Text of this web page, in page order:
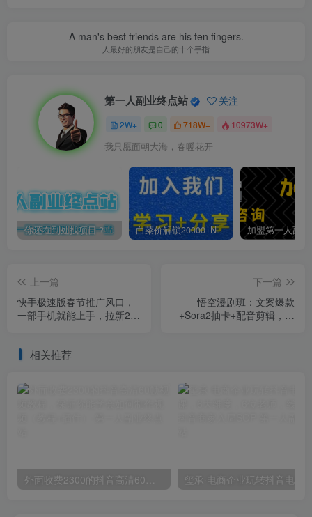
A man's best friends are his ten fingers.
人最好的朋友是自己的十个手指
第一人副业终点站 关注
2W+ 0 718W+ 10973W+
我只愿面朝大海，春暖花开
你还在到处找项目？还在当韭菜？我靠卖项目一个月收入5万+，曾经我也是个失败者。 白菜价解锁20000+N个赚钱机会，加入第一人副业终点站会员，全站资源免费学习。
上一篇
快手极速版春节推广风口，
一部手机就能上手，拉新20
下一篇
悟空漫剧班：文案爆款
+Sora2抽卡+配音剪辑，新
相关推荐
外面收费2300的抖音高清60帧视频教程，保证你能学会如何制作视频（教程+插件）